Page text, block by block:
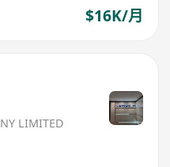
$16K/月
LIMITED